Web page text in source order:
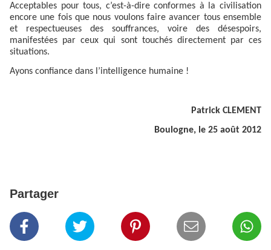
Acceptables pour tous, c’est-à-dire conformes à la civilisation
encore une fois que nous voulons faire avancer tous ensemble
et respectueuses des souffrances, voire des désespoirs,
manifestées par ceux qui sont touchés directement par ces
situations.
Ayons confiance dans l’intelligence humaine !
Patrick CLEMENT
Boulogne, le 25 août 2012
Partager